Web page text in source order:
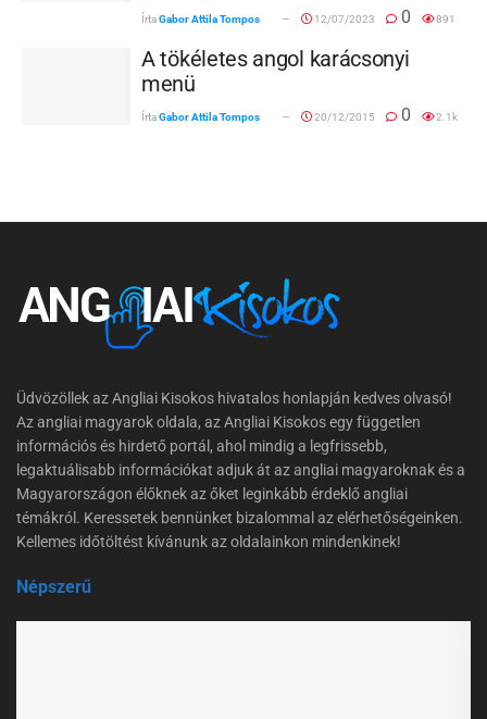
ÍrtaGabor Attila Tompos 12/07/2023 0 891
A tökéletes angol karácsonyi
menü
ÍrtaGabor Attila Tompos 20/12/2015 0 2.1k
Üdvözöllek az Angliai Kisokos hivatalos honlapján kedves olvasó!
Az angliai magyarok oldala, az Angliai Kisokos egy független
információs és hirdető portál, ahol mindig a legfrissebb,
legaktuálisabb információkat adjuk át az angliai magyaroknak és a
Magyarországon élőknek az őket leginkább érdeklő angliai
témákról. Keressetek bennünket bizalommal az elérhetőségeinken.
Kellemes időtöltést kívánunk az oldalainkon mindenkinek!
Népszerű